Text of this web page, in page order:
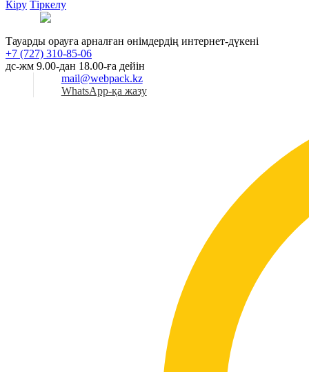
Кіру Тіркелу
Тауарды орауға арналған өнімдердің интернет-дүкені
+7 (727) 310-85-06
дс-жм 9.00-дан 18.00-ға дейін
mail@webpack.kz
WhatsApp-қа жазу